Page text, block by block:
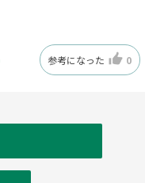
参考になった 0